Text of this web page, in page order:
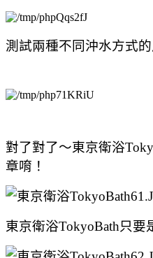
測試兩種不同沖水方式
對了對了～東京衛浴
章唷！
東京衛浴TokyoBath只要